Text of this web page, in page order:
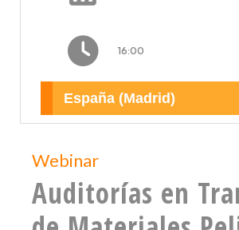
16:00
Webinar
Auditorías en